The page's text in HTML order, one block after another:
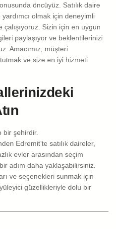
öncüyüz. Satılık daire
yardımcı olmak için deneyimli
çalışıyoruz. Sizin için en uygun
paylaşıyor ve beklentilerinizi
Amacımız, müşteri
ve size en iyi hizmeti
bir şehirdir.
Edremit’te satılık daireler,
evler arasından seçim
adım daha yaklaşabilirsiniz.
ve seçenekleri sunmak için
güzellikleriyle dolu bir